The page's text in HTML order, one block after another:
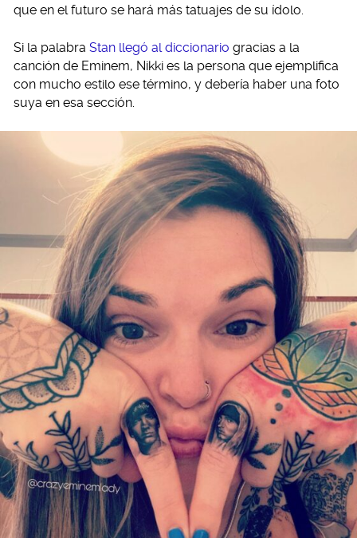
que en el futuro se hará más tatuajes de su ídolo.
Si la palabra Stan llegó al diccionario gracias a la
canción de Eminem, Nikki es la persona que ejemplifica
con mucho estilo ese término, y debería haber una foto
suya en esa sección.